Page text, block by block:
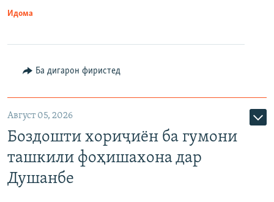
Идома
Ба дигарон фиристед
Август 05, 2026
Боздошти хориҷиён ба гумони
ташкили фоҳишахона дар
Душанбе